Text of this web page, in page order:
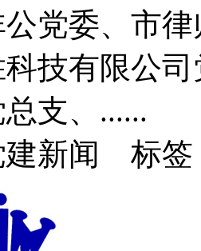
党委、市
技有限公
支、......
建新闻 标签